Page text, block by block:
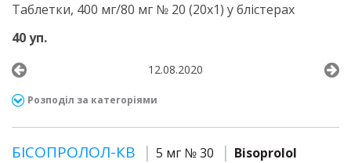
Таблетки, 400 мг/80 мг № 20 (20х1) у блістерах
40 уп.
12.08.2020
Розподіл за категоріями
БІСОПРОЛОЛ-КВ 5 мг № 30
Bisoprolol